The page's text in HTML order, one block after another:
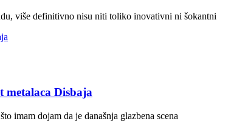
više definitivno nisu niti toliko inovativni ni šokantni
metalaca Disbaja
imam dojam da je današnja glazbena scena